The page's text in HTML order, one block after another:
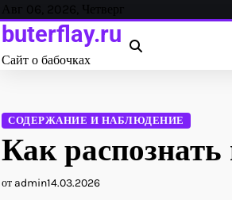
Перейти
к
содержанию
Авг 06, 2026, Четверг
buterflay.ru
Сайт о бабочках
СОДЕРЖАНИЕ И НАБЛЮДЕНИЕ
Как
от admin14.03.2026